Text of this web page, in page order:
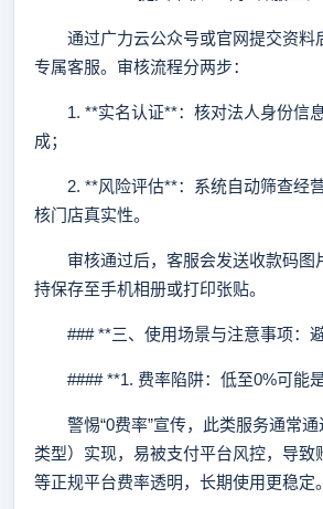
通过广力云公众号或官网提交资料
专属客服。审核流程分两步：
1. **实名认证**：核对法人身份信
成；
2. **风险评估**：系统自动筛查经
核门店真实性。
审核通过后，客服会发送收款码图
持保存至手机相册或打印张贴。
### **三、使用场景与注意事项：
#### **1. 费率陷阱：低至0%可能
警惕“0费率”宣传，此类服务通常通
类型）实现，易被支付平台风控，导致
等正规平台费率透明，长期使用更稳定。